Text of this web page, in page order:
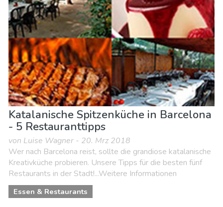
Katalanische Spitzenküche in Barcelona
- 5 Restauranttipps
von Luise Wagner - 20. Mrz 2018
Wer nach Barcelona reist, sollte die grandiose katalanische
Kreativküche probieren. Unsere Tipps für die besten fünf
Restaurants in der Stadt!...Weitere Informationen
Essen & Restaurants